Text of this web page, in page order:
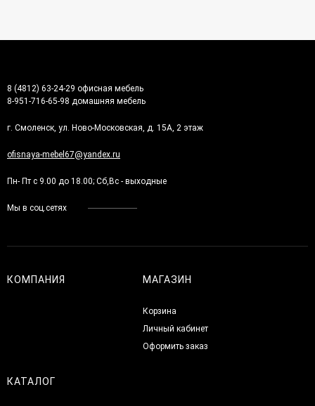
8 (4812) 63-24-29 офисная мебель
8-951-716-65-98 домашняя мебель
г. Смоленск, ул. Ново-Московская, д. 15А, 2 этаж
ofisnaya-mebel67@yandex.ru
Пн- Пт с 9.00 до 18.00; Сб,Вс - выходные
Мы в соц.сетях
КОМПАНИЯ МАГАЗИН
Корзина
Личный кабинет
Оформить заказ
КАТАЛОГ